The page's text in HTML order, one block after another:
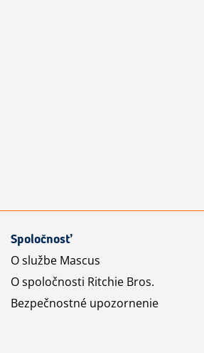
Spoločnosť
O službe Mascus
O spoločnosti Ritchie Bros.
Bezpečnostné upozornenie